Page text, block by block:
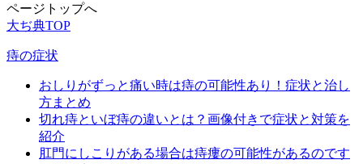
ページトップへ
大ぢ典TOP
痔の症状
おしりがずっと痛い時は痔の可能性あり！症状と治し
方まとめ
切れ痔といぼ痔の違いとは？画像付きで症状と対策を
紹介
肛門にしこりがある場合は痔瘻の可能性があるのです